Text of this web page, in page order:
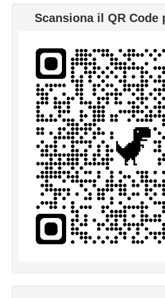
Scansiona il QR Code